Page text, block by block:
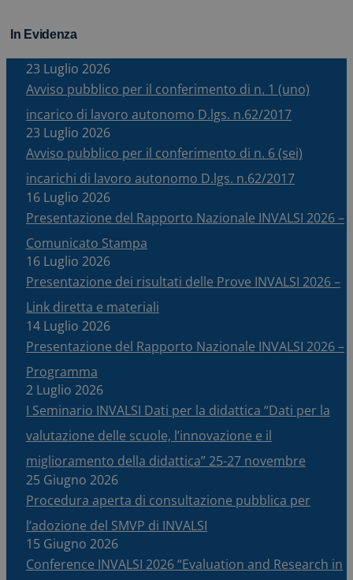
In Evidenza
23 Luglio 2026
Avviso pubblico per il conferimento di n. 1 (uno)
incarico di lavoro autonomo D.lgs. n.62/2017
23 Luglio 2026
Avviso pubblico per il conferimento di n. 6 (sei)
incarichi di lavoro autonomo D.lgs. n.62/2017
16 Luglio 2026
Presentazione del Rapporto Nazionale INVALSI 2026 –
Comunicato Stampa
16 Luglio 2026
Presentazione dei risultati delle Prove INVALSI 2026 –
Link diretta e materiali
14 Luglio 2026
Presentazione del Rapporto Nazionale INVALSI 2026 –
Programma
2 Luglio 2026
I Seminario INVALSI Dati per la didattica “Dati per la
valutazione delle scuole, l’innovazione e il
miglioramento della didattica” 25-27 novembre
25 Giugno 2026
Procedura aperta di consultazione pubblica per
l’adozione del SMVP di INVALSI
15 Giugno 2026
Conference INVALSI 2026 “Evaluation and Research in